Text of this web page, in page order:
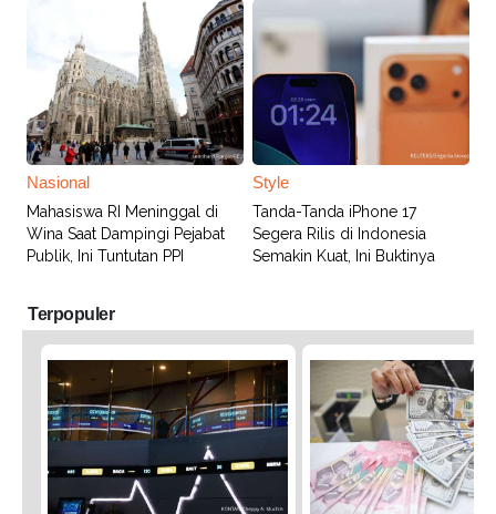
Nasional
Mahasiswa RI Meninggal di
Wina Saat Dampingi Pejabat
Publik, Ini Tuntutan PPI
Style
Tanda-Tanda iPhone 17
Segera Rilis di Indonesia
Semakin Kuat, Ini Buktinya
Terpopuler